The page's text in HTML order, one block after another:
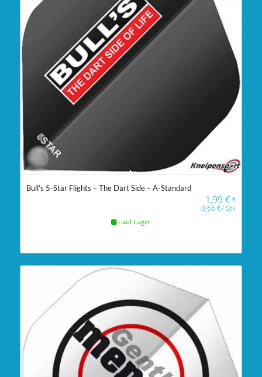
Bull’s 5-Star Flights – The Dart Side – A-Standard
1,99€*
0,66€/Stk
- auf Lager